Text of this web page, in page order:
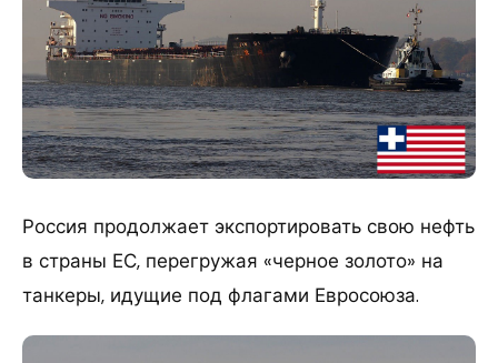
Россия продолжает экспортировать свою нефть
в страны ЕС, перегружая «черное золото» на
танкеры, идущие под флагами Евросоюза.